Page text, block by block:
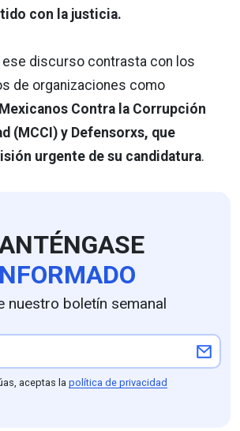
con la justicia.
ese discurso contrasta con los
de organizaciones como
Contra la Corrupción
(MCCI) y Defensorxs, que
urgente de su candidatura.
nuestro boletín semanal
aceptas la política de privacidad